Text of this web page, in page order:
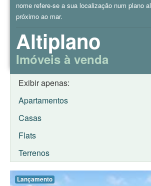
nome refere-se a sua localização num plano
próximo ao mar.
Altiplano
Imóveis à venda
Exibir apenas:
Apartamentos
Casas
Flats
Terrenos
Lançamento